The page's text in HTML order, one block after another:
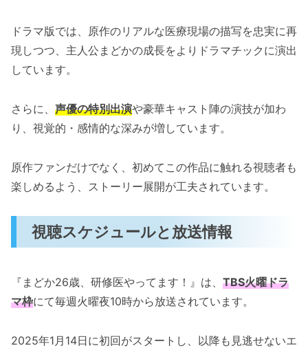
ドラマ版では、原作のリアルな医療現場の描写を忠実に再
現しつつ、主人公まどかの成長をよりドラマチックに演出
しています。
さらに、 声優の特別出演や豪華キャスト陣の演技が加わ
り、視覚的・感情的な深みが増しています。
原作ファンだけでなく、初めてこの作品に触れる視聴者も
楽しめるよう、ストーリー展開が工夫されています。
視聴スケジュールと放送情報
『まどか26歳、研修医やってます！』は、 TBS火曜ドラ
マ枠にて毎週火曜夜10時から放送されています。
2025年1月14日に初回がスタートし、以降も見逃せないエ